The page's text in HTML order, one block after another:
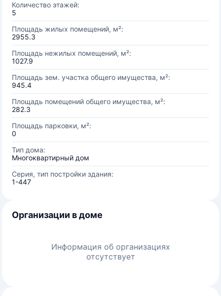
Количество этажей:
5
Площадь жилых помещений, м²:
2955.3
Площадь нежилых помещений, м²:
1027.9
Площадь зем. участка общего имущества, м²:
945.4
Площадь помещений общего имущества, м²:
282.3
Площадь парковки, м²:
0
Тип дома:
Многоквартирный дом
Серия, тип постройки здания:
1-447
Организации в доме
Информация об организациях
отсутствует